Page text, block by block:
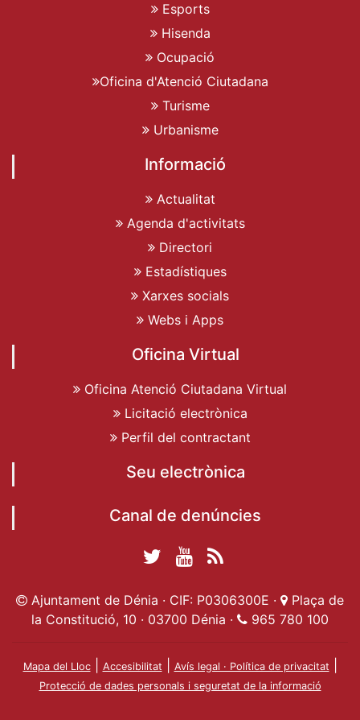
Esports
Hisenda
Ocupació
Oficina d'Atenció Ciutadana
Turisme
Urbanisme
Informació
Actualitat
Agenda d'activitats
Directori
Estadístiques
Xarxes socials
Webs i Apps
Oficina Virtual
Oficina Atenció Ciutadana Virtual
Licitació electrònica
Perfil del contractant
Seu electrònica
Canal de denúncies
de Dénia
Twitter Ajuntament
de Dénia
Ajuntament de
Dénia
Actualitat
Ajuntament
Ajuntament de Dénia · CIF: P0306300E ·
Plaça de
la Constitució, 10 · 03700 Dénia ·
965 780 100
Mapa del Lloc| Accesibilitat Avís legal · Política de privacitat
Protecció de dades personals i seguretat de la informació